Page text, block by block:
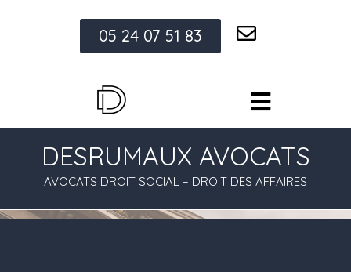
05 24 07 51 83
DESRUMAUX AVOCATS
AVOCATS DROIT SOCIAL – DROIT DES AFFAIRES